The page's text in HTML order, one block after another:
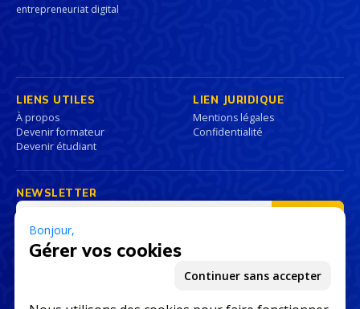
entrepreneuriat digital
LIENS UTILES
À propos
Devenir formateur
Devenir étudiant
LIEN JURIDIQUE
Mentions légales
Confidentialité
NEWSLETTER
Adresse email
J'accepte de recevoir la newsletter et reconnais avoir lu la
de confidentialité.
Bonjour,
Gérer vos cookies
Continuer sans accepter